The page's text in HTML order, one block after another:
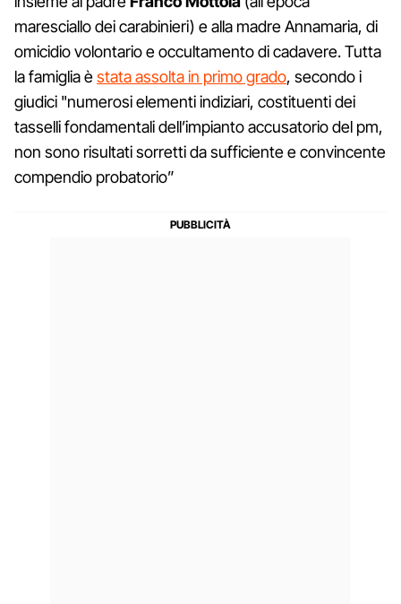
maresciallo dei carabinieri) e alla madre Annamaria, di
omicidio volontario e occultamento di cadavere. Tutta
la famiglia èstata assolta in primo grado, secondo i
giudici "numerosi elementi indiziari, costituenti dei
tasselli fondamentali dell’impianto accusatorio del pm,
non sono risultati sorretti da sufficiente e convincente
compendio probatorio”